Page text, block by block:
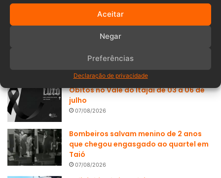
Aceitar
Negar
Preferências
Declaração de privacidade
Após pouco mais de uma semana com
a CNH, jovem perde o controle do carro
e cai de ribanceira em Blumenau
07/08/2026
Óbitos no Vale do Itajaí de 03 a 06 de
julho
07/08/2026
Bombeiros salvam menino de 2 anos
que chegou engasgado ao quartel em
Taió
07/08/2026